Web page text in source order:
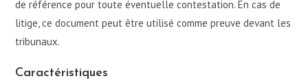
de référence pour toute éventuelle contestation. En cas de
litige, ce document peut être utilisé comme preuve devant les
tribunaux.
Caractéristiques